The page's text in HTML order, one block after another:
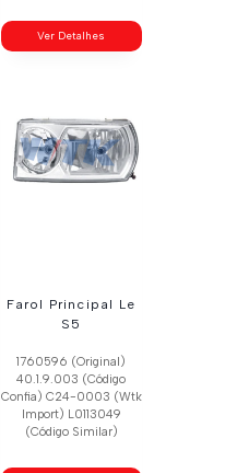
Ver Detalhes
Farol Principal Le
S5
1760596 (Original)
40.1.9.003 (Código
Confia) C24-0003 (Wtk
Import) L0113049
(Código Similar)